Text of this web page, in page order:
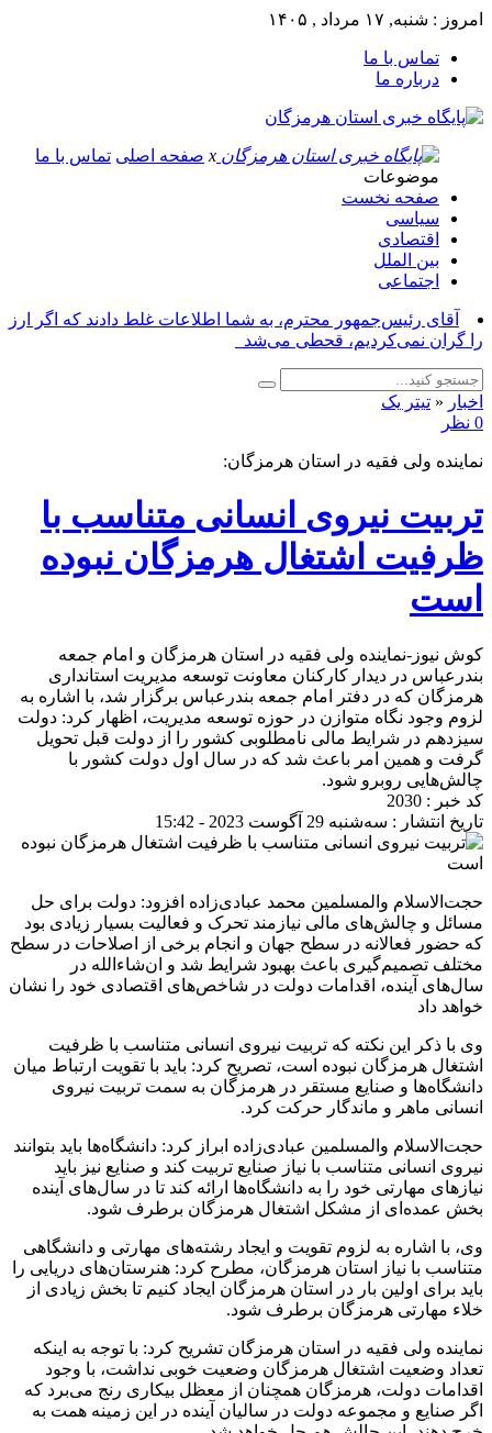
امروز : شنبه, ۱۷ مرداد , ۱۴۰۵
تماس با ما
درباره ما
x صفحه اصلی تماس با ما
موضوعات
صفحه نخست
سیاسی
اقتصادی
بین الملل
اجتماعی
آقای رئیس‌جمهور محترم، به شما اطلاعات غلط دادند که اگر ارز
را گران نمی‌کردیم، قحطی می‌شد_
اخبار « تیتر یک
0 نظر
نماینده ولی فقیه در استان هرمزگان:
تربیت نیروی انسانی متناسب با
ظرفیت اشتغال هرمزگان‌ نبوده
است
کوش نیوز-نماینده ولی فقیه در استان هرمزگان و امام جمعه
بندرعباس در دیدار کارکنان معاونت توسعه مدیریت استانداری
هرمزگان که در دفتر امام جمعه بندرعباس برگزار شد، با اشاره به
لزوم وجود نگاه متوازن در حوزه توسعه مدیریت، اظهار کرد: دولت
سیزدهم در شرایط مالی نامطلوبی کشور را از دولت قبل تحویل
گرفت و همین امر باعث شد که در سال اول دولت کشور با
چالش‌هایی روبرو شود.
کد خبر : 2030
تاریخ انتشار : سه‌شنبه 29 آگوست 2023 - 15:42
حجت‌الاسلام والمسلمین محمد عبادی‌زاده افزود: دولت برای حل
مسائل و چالش‌های مالی نیازمند تحرک و فعالیت بسیار زیادی بود
که حضور فعالانه در سطح جهان و انجام برخی از اصلاحات در سطح
مختلف تصمیم‌گیری باعث بهبود شرایط شد و ان‌شاءالله در
سال‌های آینده، اقدامات دولت در شاخص‌های اقتصادی خود را نشان
خواهد داد
وی با ذکر این نکته که تربیت نیروی انسانی متناسب با ظرفیت
اشتغال هرمزگان‌ نبوده است، تصریح کرد: باید با تقویت ارتباط میان
دانشگاه‌ها و صنایع مستقر در هرمزگان به سمت تربیت نیروی
انسانی ماهر و ماندگار حرکت کرد.
حجت‌الاسلام والمسلمین عبادی‌زاده ابراز کرد: دانشگاه‌ها باید بتوانند
نیروی انسانی متناسب با نیاز صنایع تربیت کند و صنایع نیز باید
نیازهای مهارتی خود را به دانشگاه‌ها ارائه کند تا در سال‌های آینده
بخش عمده‌ای از مشکل اشتغال هرمزگان برطرف شود.
وی، با اشاره به لزوم تقویت و ایجاد رشته‌های مهارتی و دانشگاهی
متناسب با نیاز استان هرمزگان، مطرح کرد: هنرستان‌های دریایی را
باید برای اولین بار در استان هرمزگان ایجاد کنیم تا بخش زیادی از
خلاء مهارتی هرمزگان برطرف شود.
نماینده ولی فقیه در استان هرمزگان تشریح کرد: با توجه به اینکه
تعداد وضعیت اشتغال هرمزگان وضعیت خوبی نداشت، با وجود
اقدامات دولت، هرمزگان همچنان از معظل بیکاری رنج می‌برد که
اگر صنایع و مجموعه دولت در سالیان آینده در این زمینه همت به